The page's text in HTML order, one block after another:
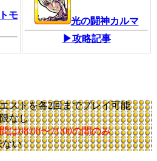
モ
光の闘神カルマ
▶攻略記事
ストを各2回までプレイ可能
なし
は08:00〜21:00の間のみ
ない